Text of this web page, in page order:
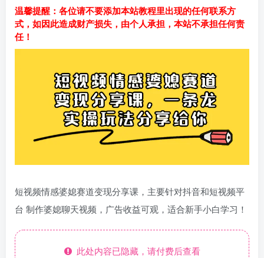
温馨提醒：各位请不要添加本站教程里出现的任何联系方
式，如因此造成财产损失，由个人承担，本站不承担任何责
任！
短视频情感婆媳赛道变现分享课，主要针对抖音和短视频平
台 制作婆媳聊天视频，广告收益可观，适合新手小白学习！
此处内容已隐藏，请付费后查看